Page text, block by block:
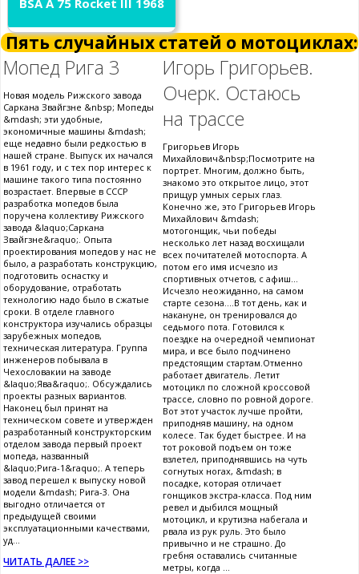
Пять случайных статей о мотоциклах:
Мопед Рига 3
Новая модель Рижского завода
Саркана Звайгзне &nbsp; Мопеды
&mdash; эти удобные,
экономичные машины &mdash;
еще недавно были редкостью в
нашей стране. Выпуск их начался
в 1961 году, и с тех пор интерес к
машине такого типа постоянно
возрастает. Впервые в СССР
разработка мопедов была
поручена коллективу Рижского
завода &laquo;Саркана
Звайгзне&raquo;. Опыта
проектирования мопедов у нас не
было, а разработать конструкцию,
подготовить оснастку и
оборудование, отработать
технологию надо было в сжатые
сроки. В отделе главного
конструктора изучались образцы
зарубежных мопедов,
техническая литература. Группа
инженеров побывала в
Чехословакии на заводе
&laquo;Ява&raquo;. Обсуждались
проекты разных вариантов.
Наконец был принят на
техническом совете и утвержден
разработанный конструкторским
отделом завода первый проект
мопеда, названный
&laquo;Рига-1&raquo;. А теперь
завод перешел к выпуску новой
модели &mdash; Рига-3. Она
выгодно отличается от
предыдущей своими
эксплуатационными качествами,
уд...
ЧИТАТЬ ДАЛЕЕ >>
Игорь Григорьев.
Очерк. Остаюсь
на трассе
Григорьев Игорь
Михайлович&nbsp;Посмотрите на
портрет. Многим, должно быть,
знакомо это открытое лицо, этот
прищур умных серых глаз.
Конечно же, это Григорьев Игорь
Михайлович &mdash;
мотогонщик, чьи победы
несколько лет назад восхищали
всех почитателей мотоспорта. А
потом его имя исчезло из
спортивных отчетов, с афиш...
Исчезло неожиданно, на самом
старте сезона....В тот день, как и
накануне, он тренировался до
седьмого пота. Готовился к
поездке на очередной чемпионат
мира, и все было подчинено
предстоящим стартам.Отменно
работает двигатель. Летит
мотоцикл по сложной кроссовой
трассе, словно по ровной дороге.
Вот этот участок лучше пройти,
приподняв машину, на одном
колесе. Так будет быстрее. И на
тот роковой подъем он тоже
взлетел, приподнявшись на чуть
согнутых ногах, &mdash; в
посадке, которая отличает
гонщиков экстра-класса. Под ним
ревел и дыбился мощный
мотоцикл, и крутизна набегала и
рвала из рук руль. Это было
привычно и не страшно. До
гребня оставались считанные
метры, когда ...